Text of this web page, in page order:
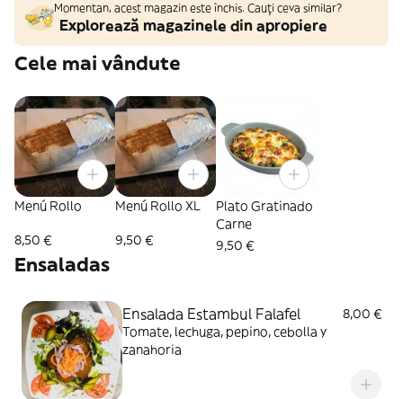
Momentan, acest magazin este închis. Cauți ceva similar?
Explorează magazinele din apropiere
Cele mai vândute
Menú Rollo
8,50 €
Menú Rollo XL
9,50 €
Plato Gratinado
Carne
9,50 €
Ensaladas
Ensalada Estambul Falafel
8,00 €
Tomate, lechuga, pepino, cebolla y
zanahoria